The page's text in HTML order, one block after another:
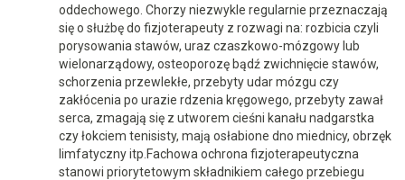
oddechowego. Chorzy niezwykle regularnie przeznaczają
się o służbę do fizjoterapeuty z rozwagi na: rozbicia czyli
porysowania stawów, uraz czaszkowo-mózgowy lub
wielonarządowy, osteoporozę bądź zwichnięcie stawów,
schorzenia przewlekłe, przebyty udar mózgu czy
zakłócenia po urazie rdzenia kręgowego, przebyty zawał
serca, zmagają się z utworem cieśni kanału nadgarstka
czy łokciem tenisisty, mają osłabione dno miednicy, obrzęk
limfatyczny itp.Fachowa ochrona fizjoterapeutyczna
stanowi priorytetowym składnikiem całego przebiegu